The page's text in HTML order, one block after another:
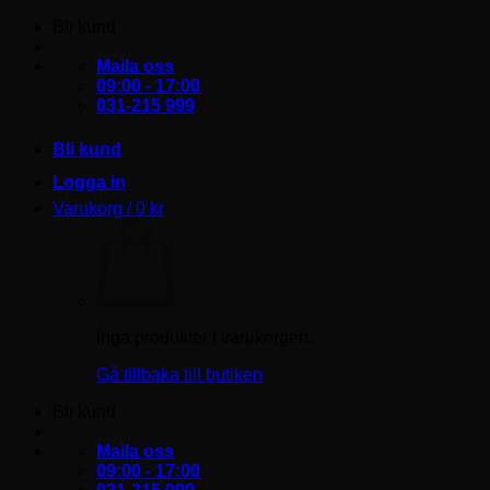
Maila oss
09:00 - 17:00
031-215 999
Bli kund
Logga in
Varukorg /0 kr
Gå tillbaka till butiken
Maila oss
09:00 - 17:00